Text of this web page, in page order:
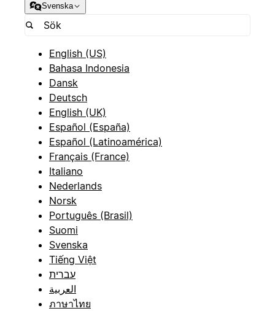
Svenska
English (US)
Bahasa Indonesia
Dansk
Deutsch
English (UK)
Español (España)
Español (Latinoamérica)
Français (France)
Italiano
Nederlands
Norsk
Português (Brasil)
Suomi
Svenska
Tiếng Việt
עברית
العربية
ภาษาไทย